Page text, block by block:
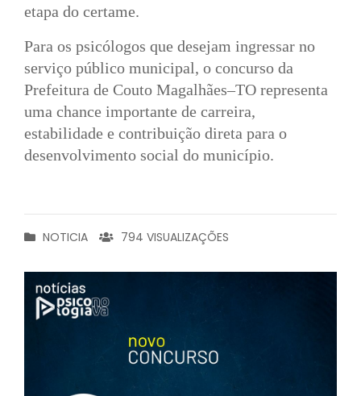
etapa do certame.
Para os psicólogos que desejam ingressar no
serviço público municipal, o concurso da
Prefeitura de Couto Magalhães–TO representa
uma chance importante de carreira,
estabilidade e contribuição direta para o
desenvolvimento social do município.
NOTICIA 794 VISUALIZAÇÕES